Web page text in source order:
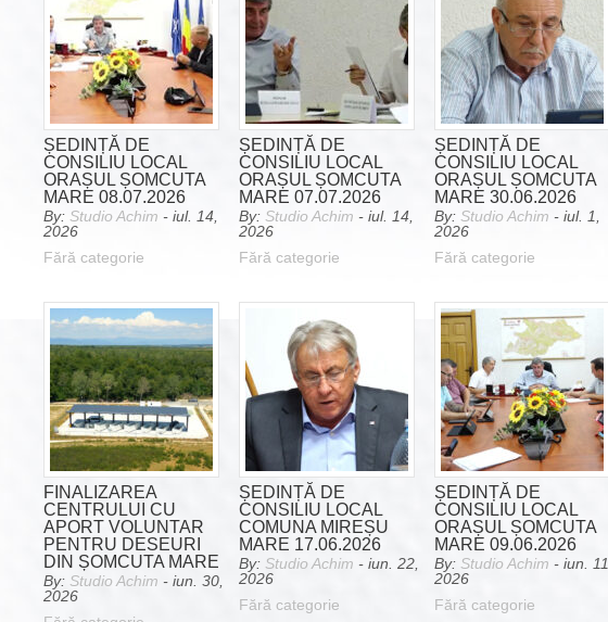
ȘEDINȚĂ DE
CONSILIU LOCAL
ORAȘUL ȘOMCUTA
MARE 08.07.2026
By: Studio Achim - iul. 14,
2026
Fără categorie
ȘEDINȚĂ DE
CONSILIU LOCAL
ORAȘUL ȘOMCUTA
MARE 07.07.2026
By: Studio Achim - iul. 14,
2026
Fără categorie
ȘEDINȚĂ DE
CONSILIU LOCAL
ORAȘUL ȘOMCUTA
MARE 30.06.2026
By: Studio Achim - iul. 1,
2026
Fără categorie
FINALIZAREA
CENTRULUI CU
APORT VOLUNTAR
PENTRU DESEURI
DIN ȘOMCUTA MARE
By: Studio Achim - iun. 30,
2026
ȘEDINȚĂ DE
CONSILIU LOCAL
COMUNA MIREȘU
MARE 17.06.2026
By: Studio Achim - iun. 22,
2026
Fără categorie
ȘEDINȚĂ DE
CONSILIU LOCAL
ORAȘUL ȘOMCUTA
MARE 09.06.2026
By: Studio Achim - iun. 11,
2026
Fără categorie